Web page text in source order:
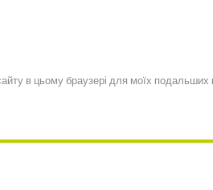
в цьому браузері для моїх подальших